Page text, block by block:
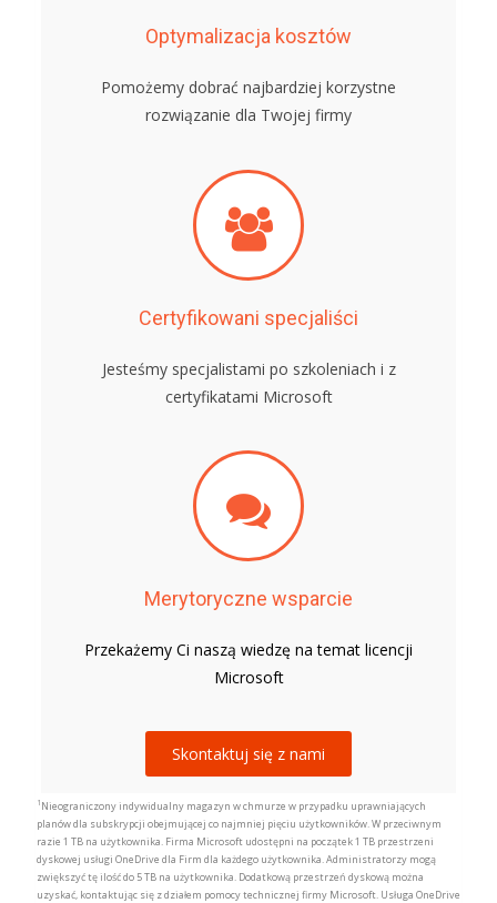
Optymalizacja kosztów
Pomożemy dobrać najbardziej korzystne
rozwiązanie dla Twojej firmy
Certyfikowani specjaliści
Jesteśmy specjalistami po szkoleniach i z
certyfikatami Microsoft
Merytoryczne wsparcie
Przekażemy Ci naszą wiedzę na temat licencji
Microsoft
Skontaktuj się z nami
1 Nieograniczony indywidualny magazyn w chmurze w przypadku uprawniających
planów dla subskrypcji obejmującej co najmniej pięciu użytkowników. W przeciwnym
razie 1 TB na użytkownika. Firma Microsoft udostępni na początek 1 TB przestrzeni
dyskowej usługi OneDrive dla Firm dla każdego użytkownika. Administratorzy mogą
zwiększyć tę ilość do 5 TB na użytkownika. Dodatkową przestrzeń dyskową można
uzyskać, kontaktując się z działem pomocy technicznej firmy Microsoft. Usługa OneDrive